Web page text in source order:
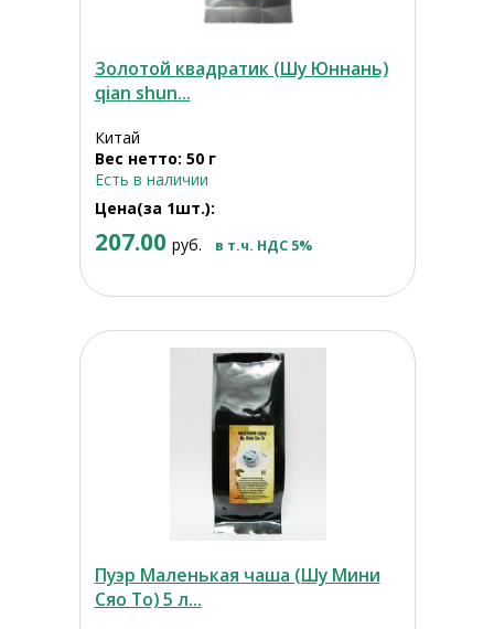
Золотой квадратик (Шу Юннань)
qian shun...
Китай
Вес нетто: 50 г
Есть в наличии
Цена(за 1шт.):
207.00 руб. в т.ч. НДС 5%
Пуэр Маленькая чаша (Шу Мини
Сяо То) 5 л...